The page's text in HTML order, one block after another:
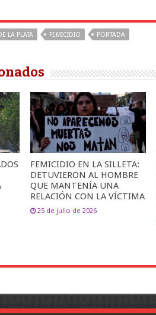
LA PLATA FEMICIDIO PORTADA
FEMICIDIO EN LA SILLETA:
DETUVIERON AL HOMBRE
QUE MANTENÍA UNA
RELACIÓN CON LA VÍCTIMA
25 de julio de 2026